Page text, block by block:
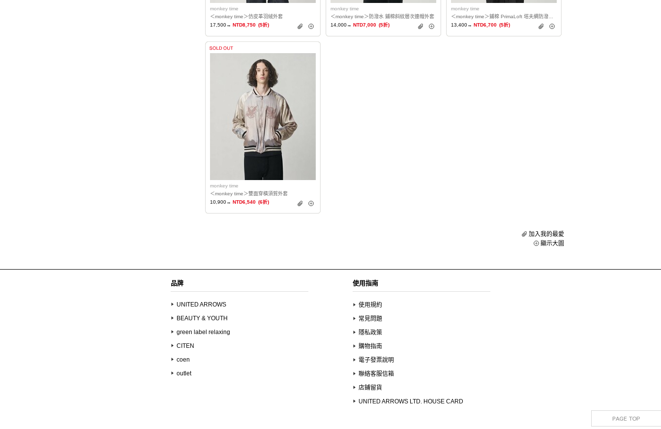
monkey time
＜monkey time＞仿皮革羽絨外套
17,500→ NTD8,750 (5折)
monkey time
＜monkey time＞防潑水 鋪棉斜紋層次連帽外套
14,000→ NTD7,000 (5折)
monkey time
13,400→ NTD6,700 (5折)
monkey time
＜monkey time＞雙面穿橫須賀外套
10,900→ NTD6,540 (6折)
加入我的最愛
顯示大圖
品牌
UNITED ARROWS
BEAUTY & YOUTH
green label relaxing
CITEN
coen
outlet
使用指南
使用規約
常見問題
隱私政策
購物指南
電子發票說明
聯絡客服信箱
店鋪留貨
UNITED ARROWS LTD. HOUSE CARD